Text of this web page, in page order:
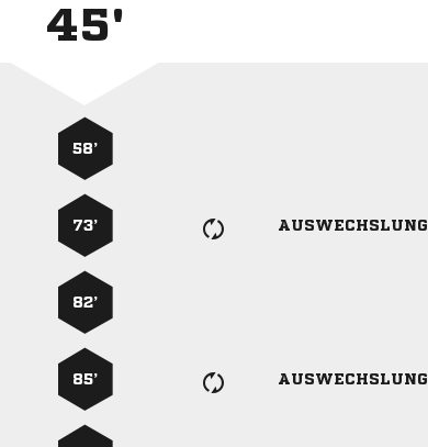
45'
58’
73’ AUSWECHSLUNG
82’
85’ AUSWECHSLUNG